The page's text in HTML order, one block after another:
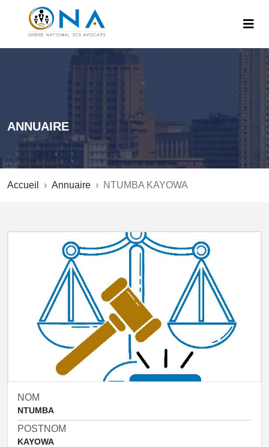
ANNUAIRE
Accueil Annuaire NTUMBA KAYOWA
NOM
NTUMBA
POSTNOM
KAYOWA